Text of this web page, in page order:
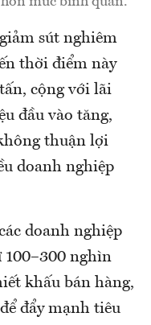
sút nghiêm
thời điểm này
cộng với lãi
đầu vào tăng,
thuận lợi
doanh nghiệp
doanh nghiệp
100–300 nghìn
khấu bán hàng,
đẩy mạnh tiêu